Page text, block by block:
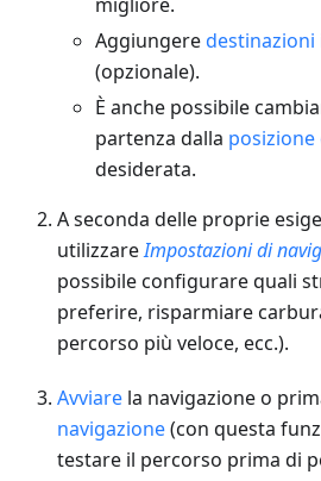
Aggiungere
(opzionale).
È anche possibile
partenza dalla
desiderata.
A seconda delle proprie
utilizzareImpostazioni di
possibile configurare quali
preferire, risparmiare
percorso più veloce, ecc.).
Avviare la navigazione o
navigazione(con questa
testare il percorso prima di